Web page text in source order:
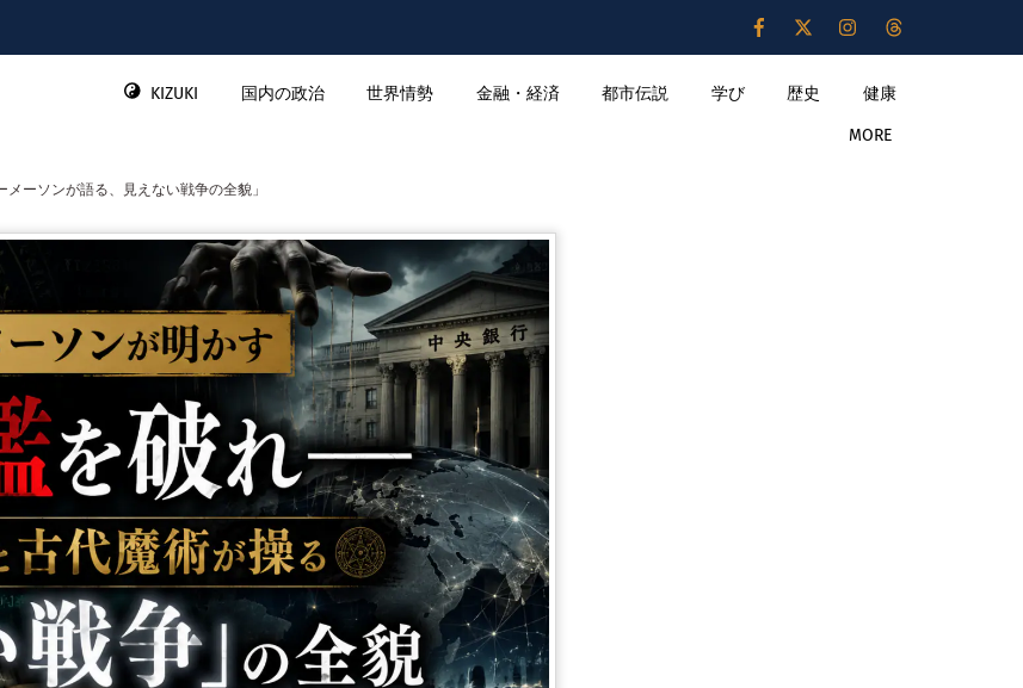
KIZUKI 国内の政治 世界情勢 金融・経済 都市伝説 学び 歴史 健康
MORE
ーソンが語る、見えない戦争の全貌」